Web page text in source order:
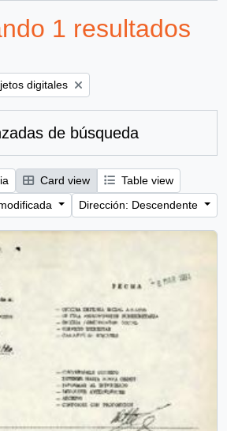
1 resultados
filter:digitales
de búsqueda
Card view
Table view
Dirección: Descendente